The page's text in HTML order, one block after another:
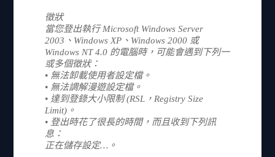
徵狀
當您登出執行 Microsoft Windows Server
2003、Windows XP、Windows 2000 或
Windows NT 4.0 的電腦時，可能會遇到下列一
或多個徵狀：
• 無法卸載使用者設定檔。
• 無法調解漫遊設定檔。
• 達到登錄大小限制 (RSL，Registry Size
Limit)。
• 登出時花了很長的時間，而且收到下列訊
息：
正在儲存設定…。